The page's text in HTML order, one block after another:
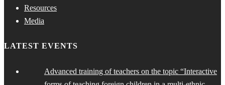
Resources
Media
LATEST EVENTS
Advanced training of teachers on the topic “Interactive